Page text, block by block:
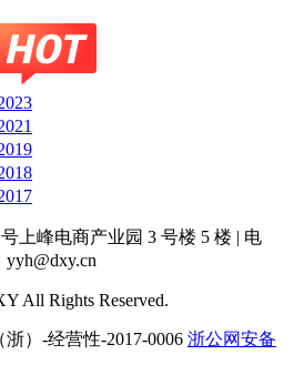
上峰电商产业园 3 号楼 5 楼 | 电
yyh@dxy.cn
All Rights Reserved.
浙）-经营性-2017-0006 浙公网安备